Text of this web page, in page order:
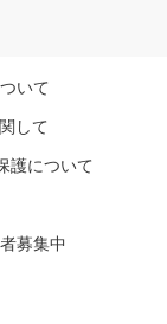
いて
して
護について
募集中